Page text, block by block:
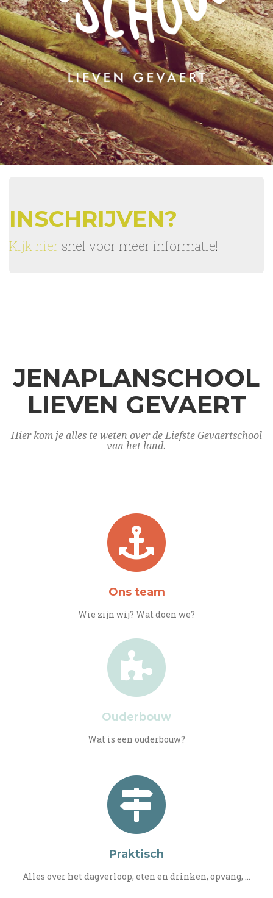
INSCHRIJVEN?
Kijk hier snel voor meer informatie!
JENAPLANSCHOOL
LIEVEN GEVAERT
Hier kom je alles te weten over de Liefste Gevaertschool
van het land.
Ons team
Wie zijn wij? Wat doen we?
Ouderbouw
Wat is een ouderbouw?
Praktisch
Alles over het dagverloop, eten en drinken, opvang, ...